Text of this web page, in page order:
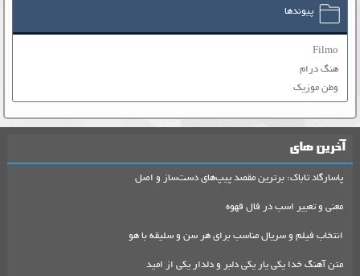
پیوندها
Filmo
هنگ درام
وطن موزیک
آخرین های
پاسارگاد تاباک: برترین مقصد پیپ‌های دست‌ساز و اصل
معنی و تعبیر اسب در فال قهوه
انتخاب فیلم و سریال مناسب برای هر سن و سلیقه با هو
متن آهنگ خدا یکی یار یکی دلبر و دلدار یکی از امید